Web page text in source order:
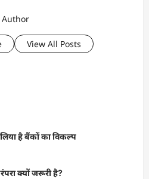
Author
View All Posts
है बैंकों का विकल्प
क्यों जरूरी है?